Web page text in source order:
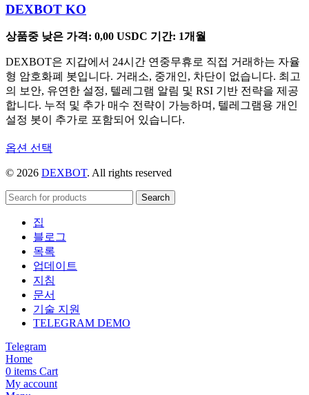
DEXBOT KO
상품중 낮은 가격: 0,00 USDC 기간: 1개월
DEXBOT은 지갑에서 24시간 연중무휴로 직접 거래하는 자율
형 암호화폐 봇입니다. 거래소, 중개인, 차단이 없습니다. 최고
의 보안, 유연한 설정, 텔레그램 알림 및 RSI 기반 전략을 제공
합니다. 누적 및 추가 매수 전략이 가능하며, 텔레그램용 개인
설정 봇이 추가로 포함되어 있습니다.
옵션 선택
상
품
옵
이
이
상
품
에
있
습
품
© 2026 DEXBOT. All rights reserved
Search
집
블로그
목록
업데이트
지침
문서
기술 지원
TELEGRAM DEMO
Telegram
Home
0 items Cart
My account